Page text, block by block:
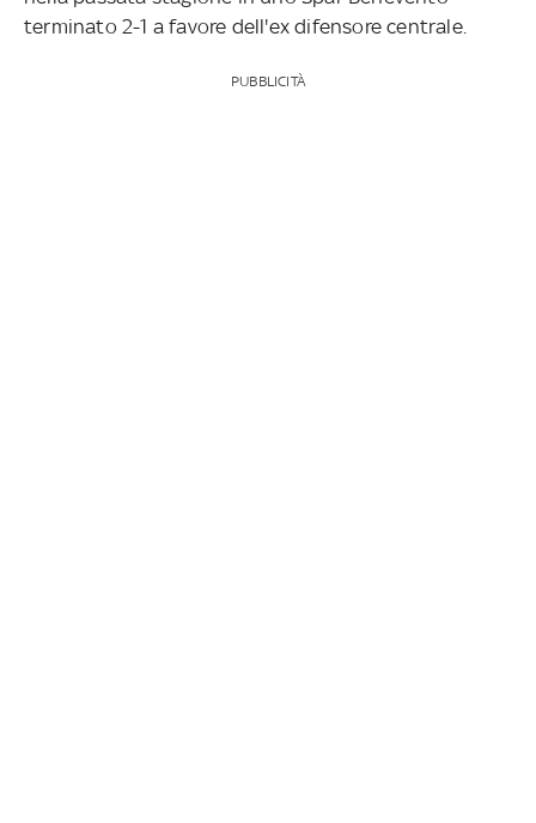
terminato 2-1 a favore dell'ex difensore centrale.
PUBBLICITÀ